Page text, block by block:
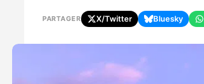
PARTAGER X/Twitter Bluesky